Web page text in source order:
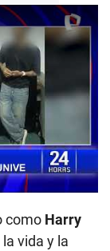
como Harry
vida y la